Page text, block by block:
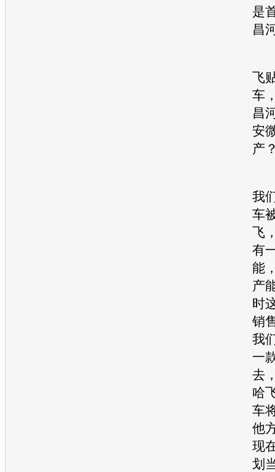
是
昌
飞
车
昌
安
产
我
车
飞
有
能
产
时
销
我
一
去
哈
车
他
现
划